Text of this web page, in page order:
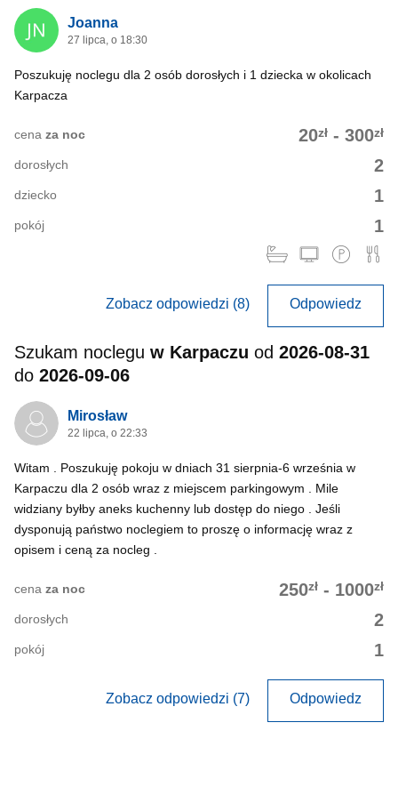
Joanna
27 lipca, o 18:30
Poszukuję noclegu dla 2 osób dorosłych i 1 dziecka w okolicach
Karpacza
20zł - 300zł
cena za noc
2
dorosłych
1
dziecko
1
pokój
Zobacz odpowiedzi (8) Odpowiedz
Szukam noclegu w Karpaczu od 2026-08-31
do 2026-09-06
Mirosław
22 lipca, o 22:33
Witam . Poszukuję pokoju w dniach 31 sierpnia-6 września w
Karpaczu dla 2 osób wraz z miejscem parkingowym . Mile
widziany byłby aneks kuchenny lub dostęp do niego . Jeśli
dysponują państwo noclegiem to proszę o informację wraz z
opisem i ceną za nocleg .
250zł - 1000zł
cena za noc
2
dorosłych
1
pokój
Zobacz odpowiedzi (7) Odpowiedz